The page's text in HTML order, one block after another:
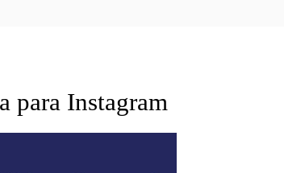
para Instagram